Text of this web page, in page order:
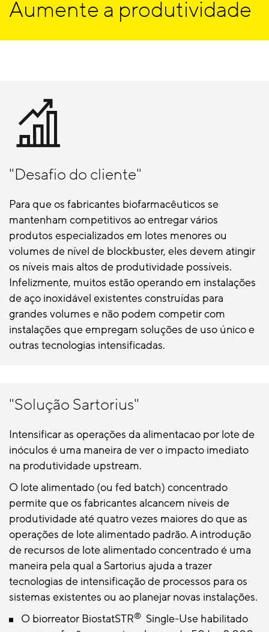
Aumente a produtividade
"Desafio do cliente"
Para que os fabricantes biofarmacêuticos se
mantenham competitivos ao entregar vários
produtos especializados em lotes menores ou
volumes de nível de blockbuster, eles devem atingir
os níveis mais altos de produtividade possíveis.
Infelizmente, muitos estão operando em instalações
de aço inoxidável existentes construídas para
grandes volumes e não podem competir com
instalações que empregam soluções de uso único e
outras tecnologias intensificadas.
"Solução Sartorius"
Intensificar as operações da alimentacao por lote de
inóculos é uma maneira de ver o impacto imediato
na produtividade upstream.
O lote alimentado (ou fed batch) concentrado
permite que os fabricantes alcancem níveis de
produtividade até quatro vezes maiores do que as
operações de lote alimentado padrão. A introdução
de recursos de lote alimentado concentrado é uma
maneira pela qual a Sartorius ajuda a trazer
tecnologias de intensificação de processos para os
sistemas existentes ou ao planejar novas instalações.
O biorreator BiostatSTR® Single-Use habilitado